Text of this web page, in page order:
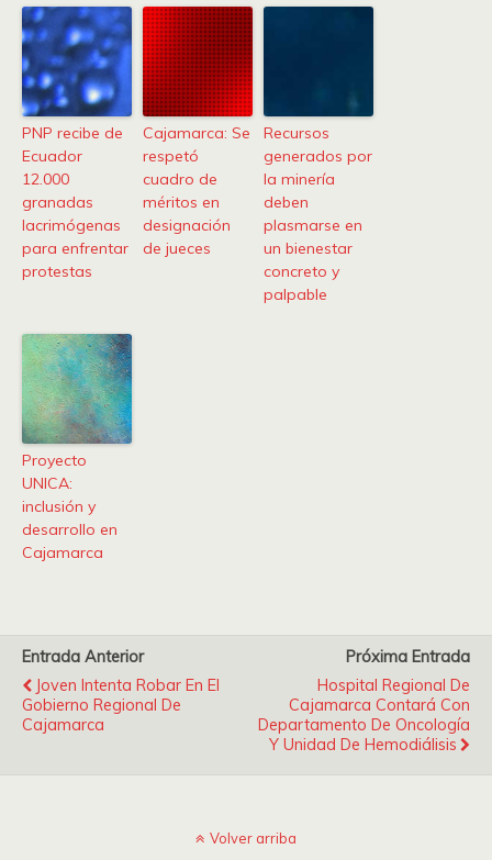
PNP recibe de
Ecuador
12.000
granadas
lacrimógenas
para enfrentar
protestas
Cajamarca: Se
respetó
cuadro de
méritos en
designación
de jueces
Recursos
generados por
la minería
deben
plasmarse en
un bienestar
concreto y
palpable
Proyecto
UNICA:
inclusión y
desarrollo en
Cajamarca
Entrada Anterior
Joven Intenta Robar En El
Gobierno Regional De
Cajamarca
Próxima Entrada
Hospital Regional De
Cajamarca Contará Con
Departamento De Oncología
Y Unidad De Hemodiálisis
Volver arriba